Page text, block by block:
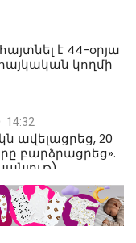
է 44-օրյա
կողմի
14:32
ավելացրեց, 20
բարձրացրեց».